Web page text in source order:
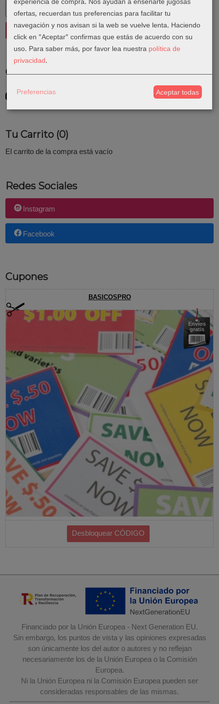
Costes de Envío
GRATIS *
Tu Carrito (0)
El carrito de la compra está vacío
Redes Sociales
Instagram
Facebook
Cupones
BASICOSPRO
Envíos
gratis
Financiado por la Unión Europea - Next Generation EU.
Sin embargo, los puntos de vista y las opiniones expresadas
son únicamente los del autor o autores y no reflejan
necesariamente los de la Unión Europea o la Comisión
Europea.
Ni la Unión Europea ni la Comisión Europea pueden ser
consideradas responsables de las mismas.
ofertas, recuerdan tus preferencias para facilitar tu
navegación y nos avisan si la web se vuelve lenta. Haciendo
click en "Aceptar" confirmas que estás de acuerdo con su
uso. Para saber más, por favor lea nuestra política de
privacidad.
Preferencias Aceptar todas